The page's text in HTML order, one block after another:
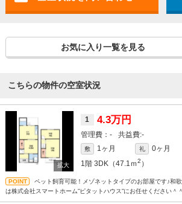
お気に入り一覧を見る
こちらの物件の空室状況
1 4.3万円
- -
敷 1ヶ月 礼
0ヶ月
1階 3DK（47.1ｍ2 ）
ペット飼育可能！メゾネットタイプのお部屋です♪和
は株式会社スマートホーム”ピタットハウス”にお任せください＾